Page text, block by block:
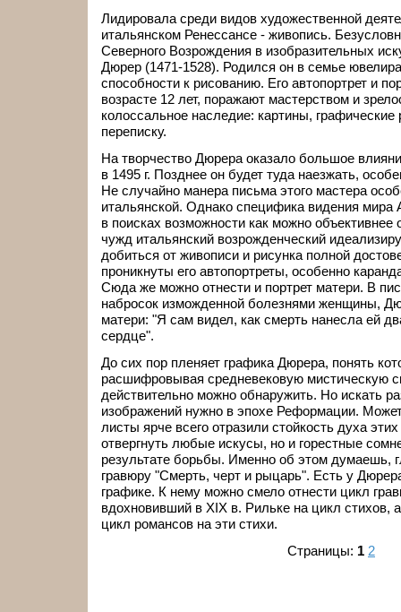
Лидировала среди видов художественной
итальянском Ренессансе - живопись.
Северного Возрождения в изобразительных
Дюрер (1471-1528). Родился он в семье
способности к рисованию. Его автопортрет и
возрасте 12 лет, поражают мастерством и
колоссальное наследие: картины, графические
переписку.
На творчество Дюрера оказало большое
в 1495 г. Позднее он будет туда наезжать,
Не случайно манера письма этого мастера
итальянской. Однако специфика видения мира
в поисках возможности как можно
чужд итальянский возрожденческий
добиться от живописи и рисунка полной
проникнуты его автопортреты, особенно
Сюда же можно отнести и портрет матери. В
набросок изможденной болезнями женщины,
матери: "Я сам видел, как смерть нанесла ей
сердце".
До сих пор пленяет графика Дюрера, понять
расшифровывая средневековую мистическую
действительно можно обнаружить. Но искать
изображений нужно в эпохе Реформации.
листы ярче всего отразили стойкость духа
отвергнуть любые искусы, но и горестные
результате борьбы. Именно об этом думаешь,
гравюру "Смерть, черт и рыцарь". Есть у
графике. К нему можно смело отнести цикл
вдохновивший в XIX в. Рильке на цикл стихов,
цикл романсов на эти стихи.
Страницы: 1 2